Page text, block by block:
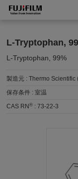
L-Tryptophan,
L-Tryptophan, 99%
製造元 :Thermo Scientific
保存条件 :室温
CAS RN® :73-22-3